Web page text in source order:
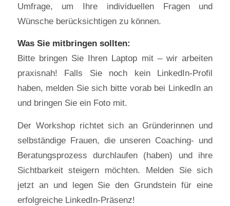
Umfrage, um Ihre individuellen Fragen und
Wünsche berücksichtigen zu können.
Was Sie mitbringen sollten:
Bitte bringen Sie Ihren Laptop mit – wir arbeiten
praxisnah! Falls Sie noch kein LinkedIn-Profil
haben, melden Sie sich bitte vorab bei LinkedIn an
und bringen Sie ein Foto mit.
Der Workshop richtet sich an Gründerinnen und
selbständige Frauen, die unseren Coaching- und
Beratungsprozess durchlaufen (haben) und ihre
Sichtbarkeit steigern möchten. Melden Sie sich
jetzt an und legen Sie den Grundstein für eine
erfolgreiche LinkedIn-Präsenz!